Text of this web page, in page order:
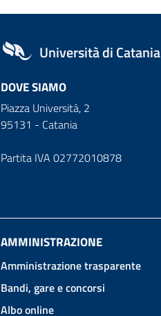
Università di Catania
DOVE SIAMO
Piazza Università, 2
95131 - Catania
Partita IVA 02772010878
AMMINISTRAZIONE
Amministrazione trasparente
Bandi, gare e concorsi
Albo online